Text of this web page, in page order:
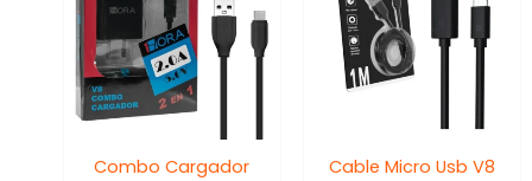
Combo Cargador
Cable Micro Usb V8